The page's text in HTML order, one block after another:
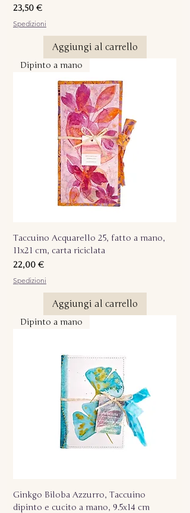
Prezzo
23,50 €
Spedizioni
Aggiungi al carrello
Dipinto a mano
Taccuino Acquarello 25, fatto a mano,
11x21 cm, carta riciclata
Prezzo
22,00 €
Spedizioni
Aggiungi al carrello
Dipinto a mano
Ginkgo Biloba Azzurro, Taccuino
dipinto e cucito a mano, 9.5x14 cm